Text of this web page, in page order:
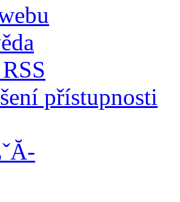
přístupnosti